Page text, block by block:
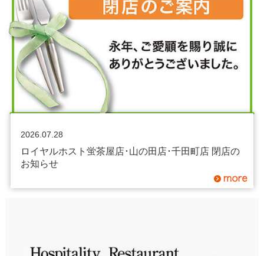
2026.07.28
ロイヤルホスト蛍茶屋店･山の田店･千田町店 閉店の
お知らせ